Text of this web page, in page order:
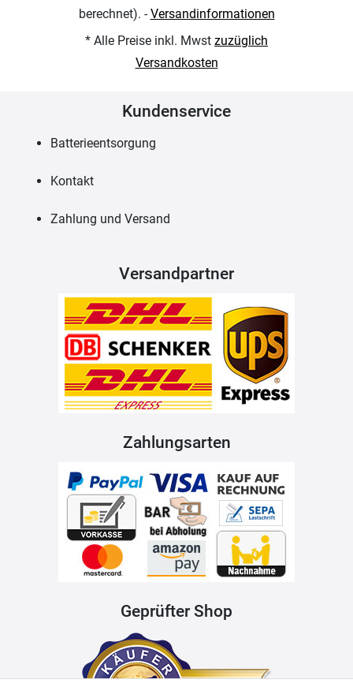
berechnet). -Versandinformationen
* Alle Preise inkl. Mwst zuzüglich
Versandkosten
Kundenservice
Batterieentsorgung
Kontakt
Zahlung und Versand
Versandpartner
Zahlungsarten
Geprüfter Shop